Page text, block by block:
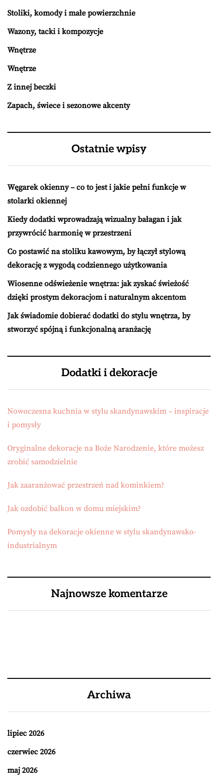
Stoliki, komody i małe powierzchnie
Wazony, tacki i kompozycje
Wnętrze
Wnętrze
Z innej beczki
Zapach, świece i sezonowe akcenty
Ostatnie wpisy
Węgarek okienny – co to jest i jakie pełni funkcje w
stolarki okiennej
Kiedy dodatki wprowadzają wizualny bałagan i jak
przywrócić harmonię w przestrzeni
Co postawić na stoliku kawowym, by łączył stylową
dekorację z wygodą codziennego użytkowania
Wiosenne odświeżenie wnętrza: jak zyskać świeżość
dzięki prostym dekoracjom i naturalnym akcentom
Jak świadomie dobierać dodatki do stylu wnętrza, by
stworzyć spójną i funkcjonalną aranżację
Dodatki i dekoracje
Nowoczesna kuchnia w stylu skandynawskim – inspiracje
i pomysły
Oryginalne dekoracje na Boże Narodzenie, które możesz
zrobić samodzielnie
Jak zaaranżować przestrzeń nad kominkiem?
Jak ozdobić balkon w domu miejskim?
Pomysły na dekoracje okienne w stylu skandynawsko-
industrialnym
Najnowsze komentarze
Archiwa
lipiec 2026
czerwiec 2026
maj 2026